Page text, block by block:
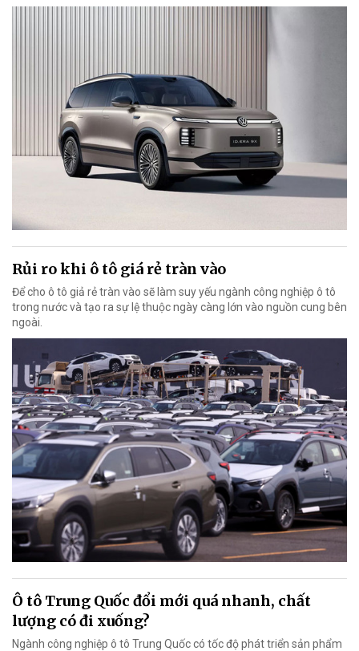
Rủi ro khi ô tô giá rẻ tràn vào
Để cho ô tô giả rẻ tràn vào sẽ làm suy yếu ngành công nghiệp ô tô
trong nước và tạo ra sự lệ thuộc ngày càng lớn vào nguồn cung bên
ngoài.
Ô tô Trung Quốc đổi mới quá nhanh, chất
lượng có đi xuống?
Ngành công nghiệp ô tô Trung Quốc có tốc độ phát triển sản phẩm